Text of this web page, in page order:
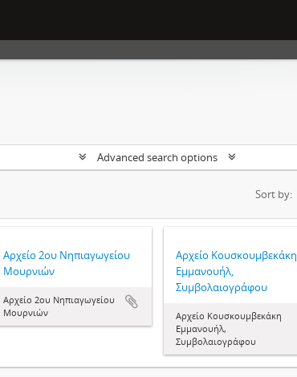
Advanced search options
Sort by:
Αρχείο 2ου Νηπιαγωγείου
Μουρνιών
Αρχείο 2ου Νηπιαγωγείου
Μουρνιών
Αρχείο Κουσκουμβεκάκη
Εμμανουήλ,
Συμβολαιογράφου
Αρχείο Κουσκουμβεκάκη
Εμμανουήλ,
Συμβολαιογράφου